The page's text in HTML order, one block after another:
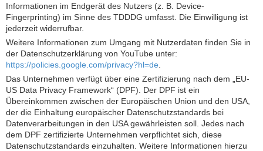
Informationen im Endgerät des Nutzers (z. B. Device-
Fingerprinting) im Sinne des TDDDG umfasst. Die Einwilligung ist
jederzeit widerrufbar.
Weitere Informationen zum Umgang mit Nutzerdaten finden Sie in
der Datenschutzerklärung von YouTube unter:
https://policies.google.com/privacy?hl=de
Das Unternehmen verfügt über eine Zertifizierung nach dem „EU-
US Data Privacy Framework“ (DPF). Der DPF ist ein
Übereinkommen zwischen der Europäischen Union und den USA,
der die Einhaltung europäischer Datenschutzstandards bei
Datenverarbeitungen in den USA gewährleisten soll. Jedes nach
dem DPF zertifizierte Unternehmen verpflichtet sich, diese
Datenschutzstandards einzuhalten. Weitere Informationen hierzu